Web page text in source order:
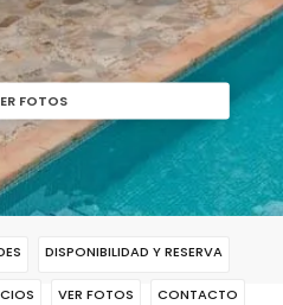
FOTOS
DISPONIBILIDAD Y RESERVA
VER FOTOS CONTACTO